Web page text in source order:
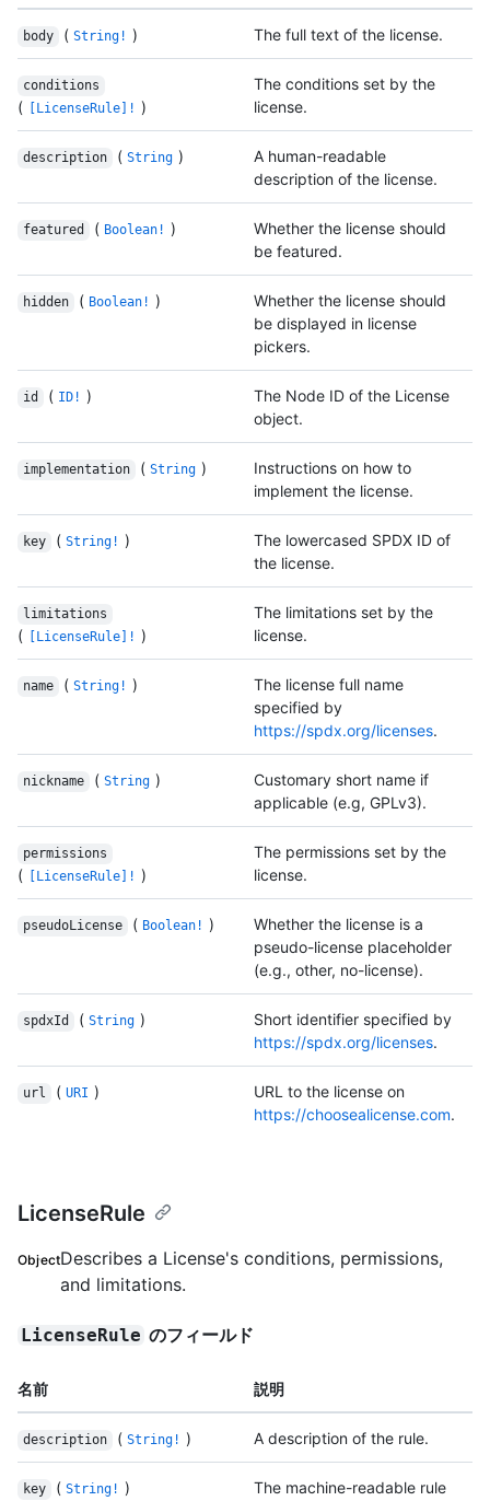
body ( String! ) The full text of the license.
conditions
( [LicenseRule]! )
The conditions set by the
license.
description ( String )
A human-readable
description of the license.
featured ( Boolean! )
Whether the license should
be featured.
hidden ( Boolean! )
Whether the license should
be displayed in license
pickers.
id ( ID! )
The Node ID of the License
object.
implementation ( String )
Instructions on how to
implement the license.
key ( String! )
The lowercased SPDX ID of
the license.
limitations
( [LicenseRule]! )
The limitations set by the
license.
name ( String! )
The license full name
specified by
https://spdx.org/licenses.
nickname ( String )
Customary short name if
applicable (e.g, GPLv3).
permissions
( [LicenseRule]! )
The permissions set by the
license.
pseudoLicense ( Boolean! )
Whether the license is a
pseudo-license placeholder
(e.g., other, no-license).
spdxId ( String )
Short identifier specified by
https://spdx.org/licenses.
url ( URI )
URL to the license on
https://choosealicense.com.
LicenseRule
ObjectDescribes a License's conditions, permissions,
and limitations.
LicenseRule のフィールド
名前 説明
description ( String! ) A description of the rule.
key ( String! )
The machine-readable rule